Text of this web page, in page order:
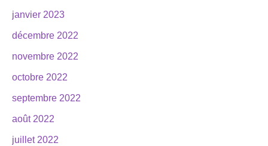
janvier 2023
décembre 2022
novembre 2022
octobre 2022
septembre 2022
août 2022
juillet 2022